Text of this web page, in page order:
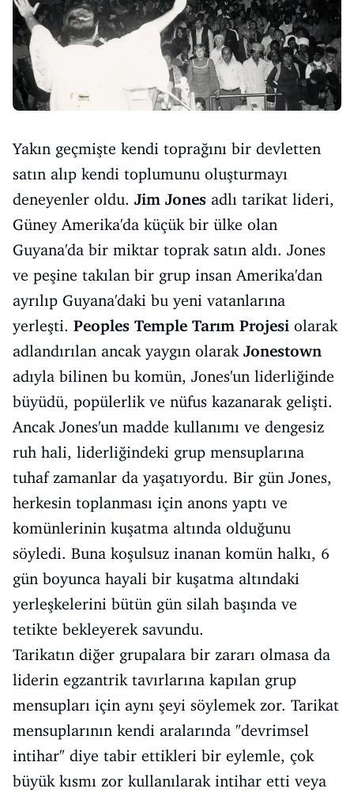
Yakın geçmişte kendi toprağını bir devletten
satın alıp kendi toplumunu oluşturmayı
deneyenler oldu. Jim Jones adlı tarikat lideri,
Güney Amerika'da küçük bir ülke olan
Guyana'da bir miktar toprak satın aldı. Jones
ve peşine takılan bir grup insan Amerika'dan
ayrılıp Guyana'daki bu yeni vatanlarına
yerleşti. Peoples Temple Tarım Projesi olarak
adlandırılan ancak yaygın olarak Jonestown
adıyla bilinen bu komün, Jones'un liderliğinde
büyüdü, popülerlik ve nüfus kazanarak gelişti.
Ancak Jones'un madde kullanımı ve dengesiz
ruh hali, liderliğindeki grup mensuplarına
tuhaf zamanlar da yaşatıyordu. Bir gün Jones,
herkesin toplanması için anons yaptı ve
komünlerinin kuşatma altında olduğunu
söyledi. Buna koşulsuz inanan komün halkı, 6
gün boyunca hayali bir kuşatma altındaki
yerleşkelerini bütün gün silah başında ve
tetikte bekleyerek savundu.
Tarikatın diğer grupalara bir zararı olmasa da
liderin egzantrik tavırlarına kapılan grup
mensupları için aynı şeyi söylemek zor. Tarikat
mensuplarının kendi aralarında "devrimsel
intihar" diye tabir ettikleri bir eylemle, çok
büyük kısmı zor kullanılarak intihar etti veya